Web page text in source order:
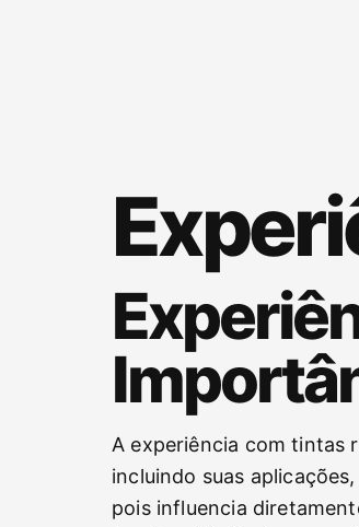
A experiência com tintas
incluindo suas
pois influencia